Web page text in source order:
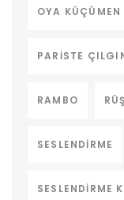
OYA KÜÇÜMEN
PARISTE
RAMBO
SESLENDIRME
SESLENDIRME